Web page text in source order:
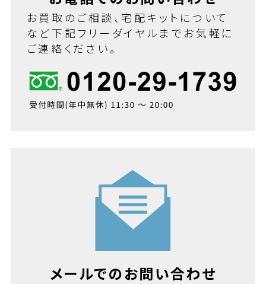
お買取のご相談、宅配キットについて
など下記フリーダイヤルまでお気軽に
ご連絡ください。
メールでのお問い合わせ